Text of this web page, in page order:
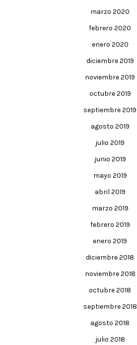
marzo 2020
febrero 2020
enero 2020
diciembre 2019
noviembre 2019
octubre 2019
septiembre 2019
agosto 2019
julio 2019
junio 2019
mayo 2019
abril 2019
marzo 2019
febrero 2019
enero 2019
diciembre 2018
noviembre 2018
octubre 2018
septiembre 2018
agosto 2018
julio 2018